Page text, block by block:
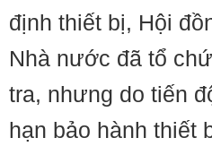
định thiết bị, Hội
Nhà nước đã tổ
tra, nhưng do tiến
hạn bảo hành thiết